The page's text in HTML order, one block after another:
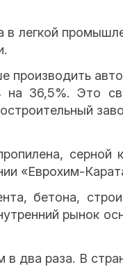
в легкой
производить
на 36,5%. Это
серной
«Еврохим-
бетона,
рынок
два раза. В